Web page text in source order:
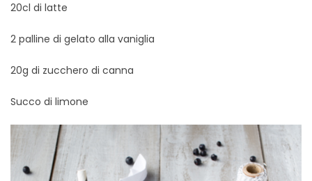
20cl di latte
2 palline di gelato alla vaniglia
20g di zucchero di canna
Succo di limone